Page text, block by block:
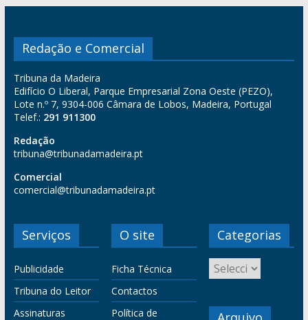
Redação e Comercial
Tribuna da Madeira
Edifício O Liberal, Parque Empresarial Zona Oeste (PEZO),
Lote n.º 7, 9304-006 Câmara de Lobos, Madeira, Portugal
Telef.: 291 911300
Redação
tribuna@tribunadamadeira.pt
Comercial
comercial@tribunadamadeira.pt
Serviços
Publicidade
Tribuna do Leitor
Assinaturas
O site
Ficha Técnica
Contactos
Política de
Categorias